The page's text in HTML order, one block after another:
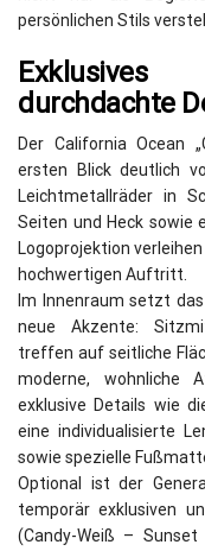
persönlichen Stils
durchdachte
Der California Ocean
ersten Blick deutlich
Leichtmetallräder in
Seiten und Heck sowie
Logoprojektion
hochwertigen Auftritt.
Im Innenraum setzt
neue Akzente:
treffen auf seitliche
moderne, wohnliche
exklusive Details wie
eine individualisierte
sowie spezielle
Optional ist der
temporär exklusiven
(Candy-Weiß –